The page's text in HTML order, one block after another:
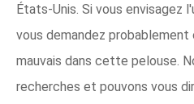
États-Unis. Si vous envisagez
vous demandez
mauvais dans cette pelouse.
recherches et pouvons vous